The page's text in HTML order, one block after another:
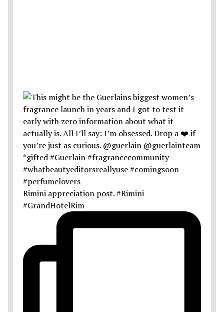
Rimini appreciation post. #Rimini
#GrandHotelRim